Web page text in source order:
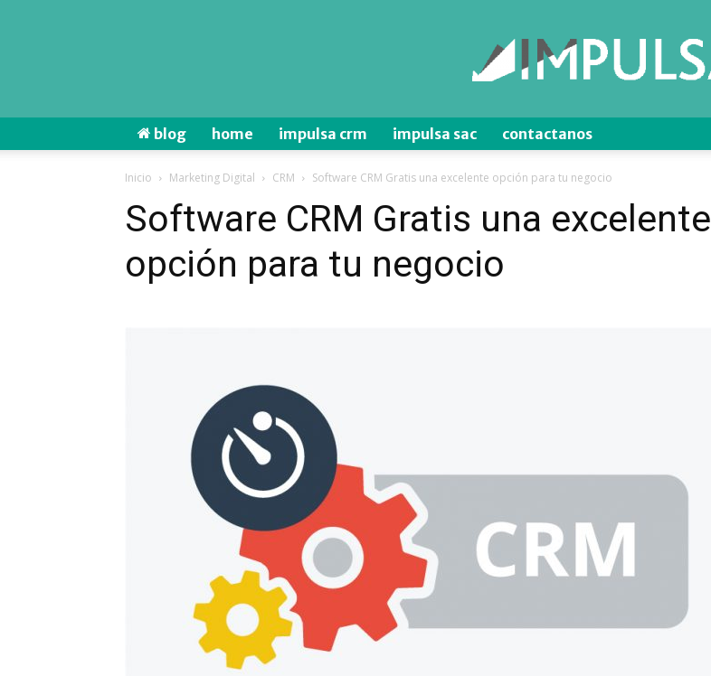
Digitalización
blog home impulsa crm impulsa sac contactanos
Inicio Marketing Digital CRM Software CRM Gratis una excelente opción para tu negocio
Software CRM Gratis una excelente
opción para tu negocio